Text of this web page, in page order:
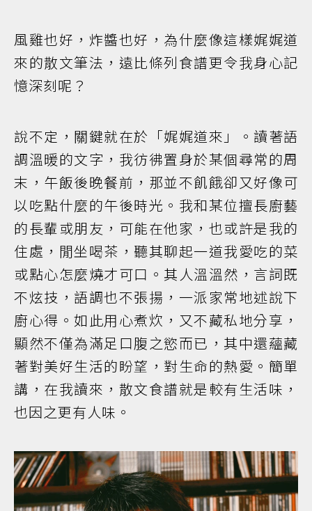
風雞也好，炸醬也好，為什麼像這樣娓娓道
來的散文筆法，遠比條列食譜更令我身心記
憶深刻呢？
說不定，關鍵就在於「娓娓道來」。讀著語
調溫暖的文字，我彷彿置身於某個尋常的周
末，午飯後晚餐前，那並不飢餓卻又好像可
以吃點什麼的午後時光。我和某位擅長廚藝
的長輩或朋友，可能在他家，也或許是我的
住處，閒坐喝茶，聽其聊起一道我愛吃的菜
或點心怎麼燒才可口。其人溫溫然，言詞既
不炫技，語調也不張揚，一派家常地述說下
廚心得。如此用心煮炊，又不藏私地分享，
顯然不僅為滿足口腹之慾而已，其中還蘊藏
著對美好生活的盼望，對生命的熱愛。簡單
講，在我讀來，散文食譜就是較有生活味，
也因之更有人味。